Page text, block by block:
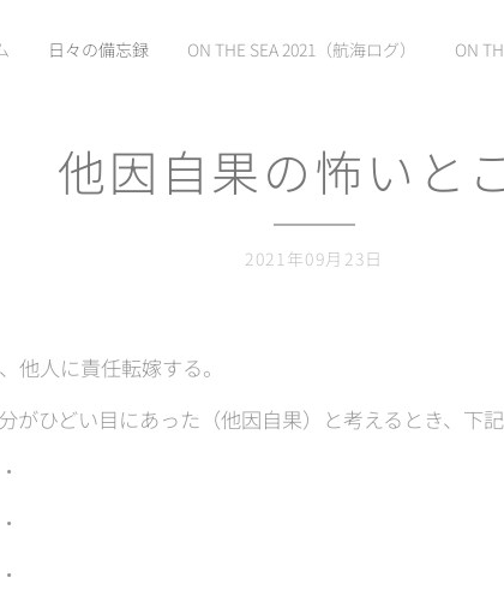
日々の備忘録 ON THE SEA 2021（航海ログ） ON
他因自果の怖いと
2021年09月23日
他人に責任転嫁する。
がひどい目にあった（他因自果）と考えるとき、下